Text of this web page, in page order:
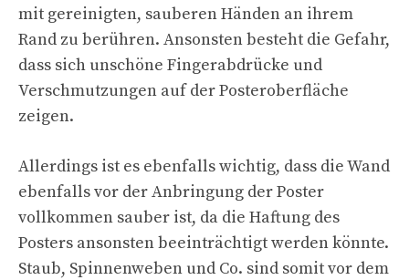
mit gereinigten, sauberen Händen an ihrem
Rand zu berühren. Ansonsten besteht die Gefahr,
dass sich unschöne Fingerabdrücke und
Verschmutzungen auf der Posteroberfläche
zeigen.
Allerdings ist es ebenfalls wichtig, dass die Wand
ebenfalls vor der Anbringung der Poster
vollkommen sauber ist, da die Haftung des
Posters ansonsten beeinträchtigt werden könnte.
Staub, Spinnenweben und Co. sind somit vor dem